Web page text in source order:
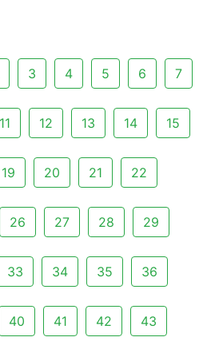
3 4 5 6 7
11 12 13 14 15
19 20 21 22
26 27 28 29
33 34 35 36
40 41 42 43